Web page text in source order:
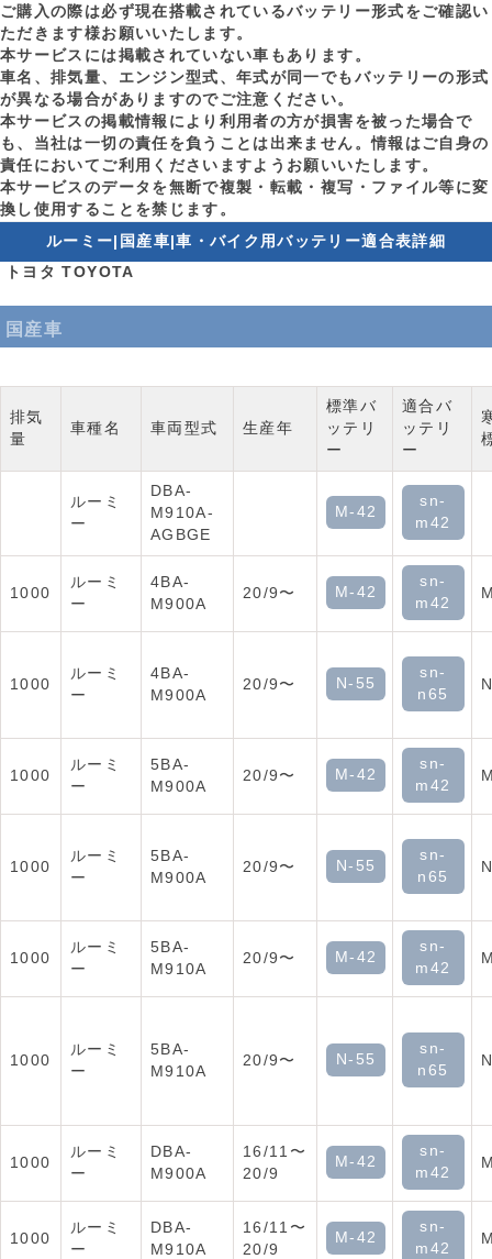
ご購入の際は必ず現在搭載されているバッテリー形式をご確認い
ただきます様お願いいたします。
本サービスには掲載されていない車もあります。
車名、排気量、エンジン型式、年式が同一でもバッテリーの形式
が異なる場合がありますのでご注意ください。
本サービスの掲載情報により利用者の方が損害を被った場合で
も、当社は一切の責任を負うことは出来ません。情報はご自身の
責任においてご利用くださいますようお願いいたします。
本サービスのデータを無断で複製・転載・複写・ファイル等に変
換し使用することを禁じます。
ルーミー|国産車|車・バイク用バッテリー適合表詳細
トヨタ TOYOTA
国産車
排気
量
車種名 車両型式 生産年
標準バ
ッテリ
ー
適合バ
ッテリ
ー
ルーミ
ー
DBA-
M910A-
AGBGE
M-42
sn-
m42
1000
ルーミ
ー
4BA-
M900A
20/9〜 M-42
sn-
m42
1000
ルーミ
ー
4BA-
M900A
20/9〜 N-55
sn-
n65
1000
ルーミ
ー
5BA-
M900A
20/9〜 M-42
sn-
m42
1000
ルーミ
ー
5BA-
M900A
20/9〜 N-55
sn-
n65
1000
ルーミ
ー
5BA-
M910A
20/9〜 M-42
sn-
m42
1000
ルーミ
ー
5BA-
M910A
20/9〜 N-55
sn-
n65
1000
ルーミ
ー
DBA-
M900A
16/11〜
20/9
M-42
sn-
m42
1000
ルーミ
ー
DBA-
M910A
16/11〜
20/9
M-42
sn-
m42